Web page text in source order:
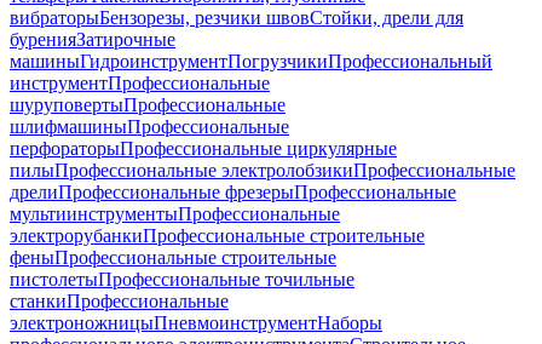
вибраторыБензорезы, резчики швовСтойки, дрели для
буренияЗатирочные
машиныГидроинструментПогрузчикиПрофессиональный
инструментПрофессиональные
шуруповертыПрофессиональные
шлифмашиныПрофессиональные
перфораторыПрофессиональные циркулярные
пилыПрофессиональные электролобзикиПрофессиональные
дрелиПрофессиональные фрезерыПрофессиональные
мультиинструментыПрофессиональные
электрорубанкиПрофессиональные строительные
феныПрофессиональные строительные
пистолетыПрофессиональные точильные
станкиПрофессиональные
электроножницыПневмоинструментНаборы